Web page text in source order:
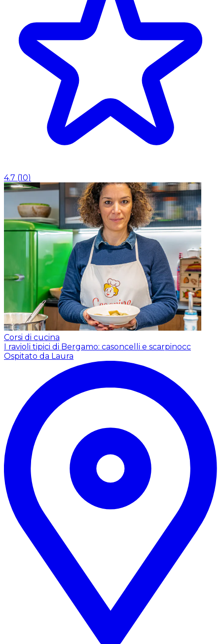
4.7 (10)
Corsi di cucina
I ravioli tipici di Bergamo: casoncelli e scarpinocc
Ospitato da Laura